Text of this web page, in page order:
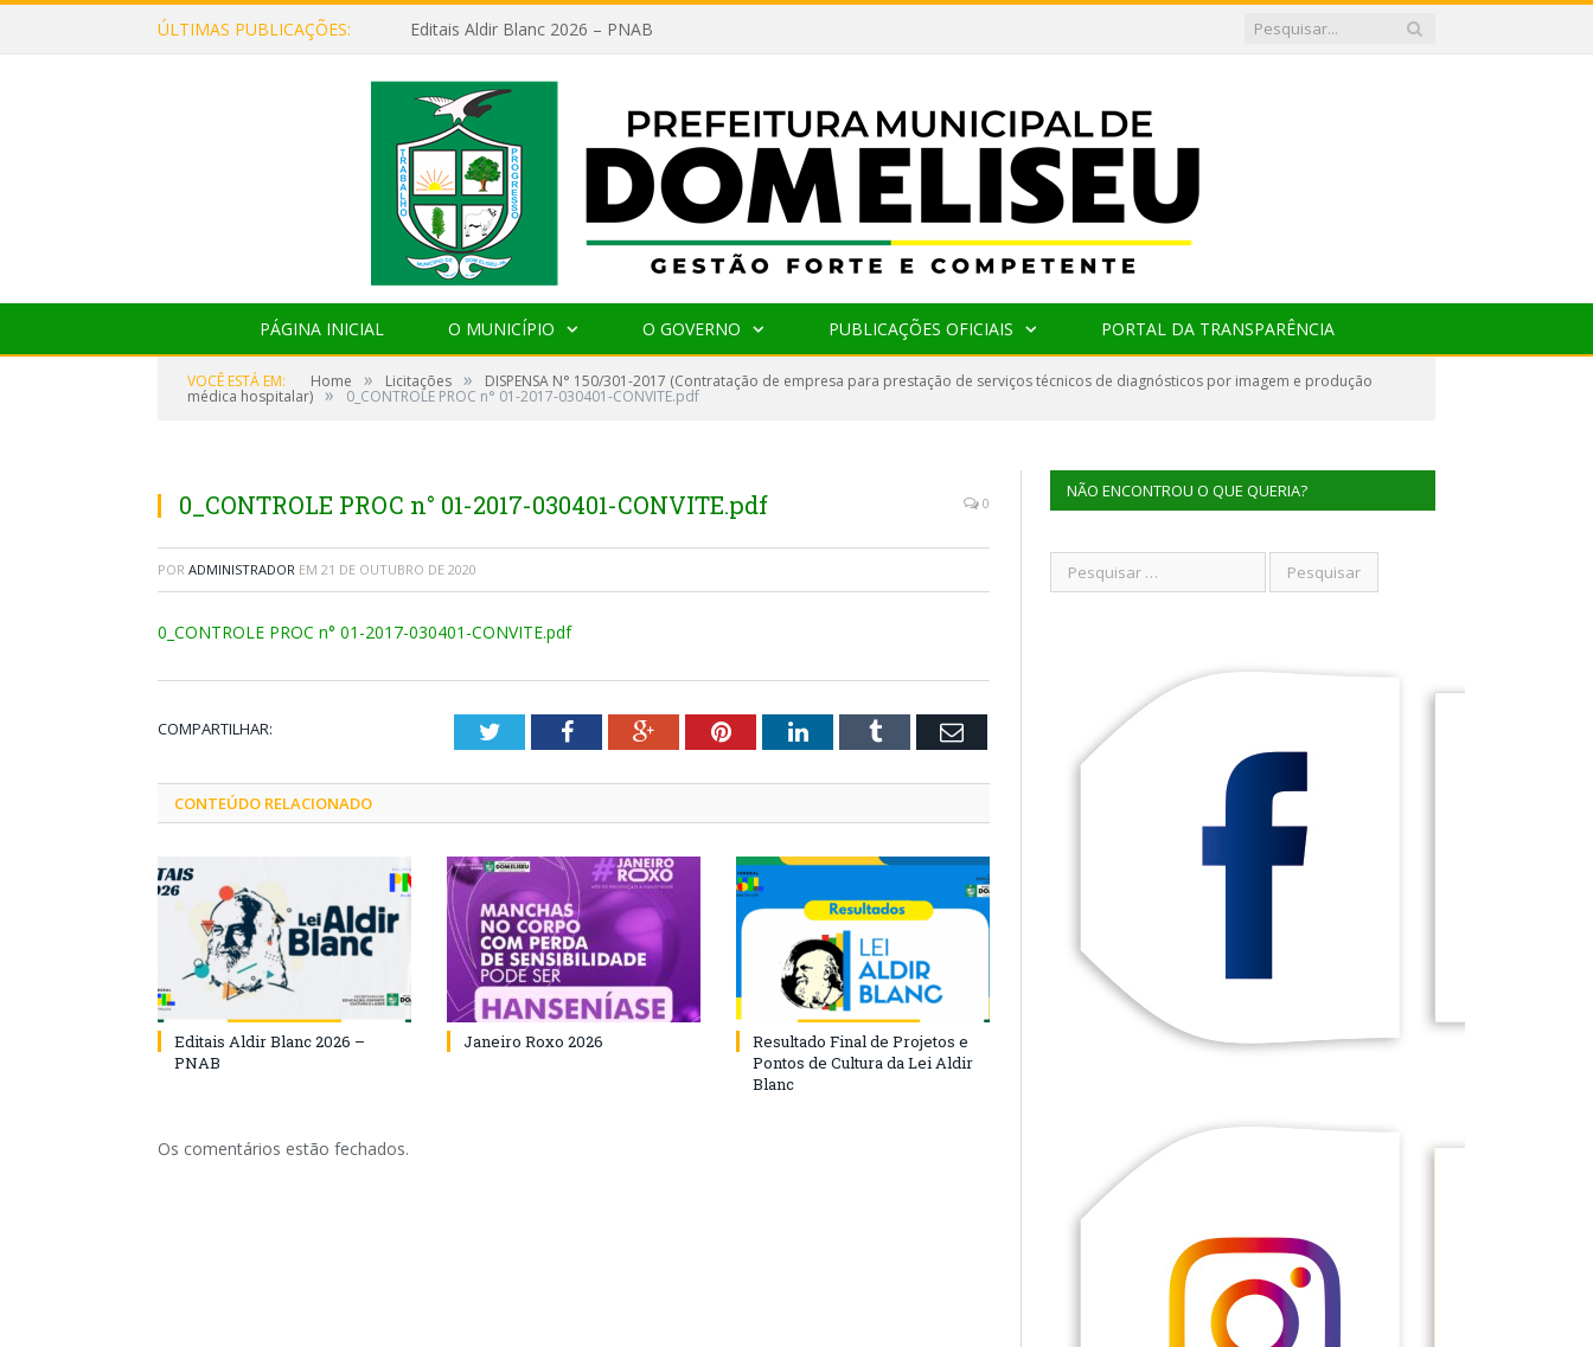
ÚLTIMAS PUBLICAÇÕES: Editais Aldir Blanc 2026 – PNAB
PÁGINA INICIAL O MUNICÍPIO O GOVERNO PUBLICAÇÕES OFICIAIS PORTAL DA TRANSPARÊNCIA
VOCÊ ESTÁ EM: Home » Licitações » DISPENSA N° 150/301-2017 (Contratação de empresa para prestação de serviços técnicos de diagnósticos por imagem e produção
médica hospitalar) » 0_CONTROLE PROC n° 01-2017-030401-CONVITE.pdf
0_CONTROLE PROC n° 01-2017-030401-CONVITE.pdf 0
POR ADMINISTRADOR EM 21 DE OUTUBRO DE 2020
0_CONTROLE PROC n° 01-2017-030401-CONVITE.pdf
COMPARTILHAR: TwitterFacebookGoogle+PinterestLinkedInTumblr Email
CONTEÚDO RELACIONADO
Editais Aldir Blanc 2026 –
PNAB
Janeiro Roxo 2026
Resultado Final de Projetos e
Pontos de Cultura da Lei Aldir
Blanc
Os comentários estão fechados.
NÃO ENCONTROU O QUE QUERIA?